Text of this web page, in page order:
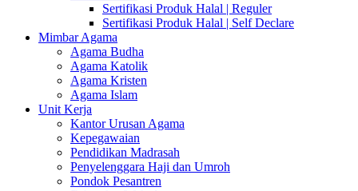
Sertifikasi Produk Halal | Reguler
Sertifikasi Produk Halal | Self Declare
Mimbar Agama
Agama Budha
Agama Katolik
Agama Kristen
Agama Islam
Unit Kerja
Kantor Urusan Agama
Kepegawaian
Pendidikan Madrasah
Penyelenggara Haji dan Umroh
Pondok Pesantren